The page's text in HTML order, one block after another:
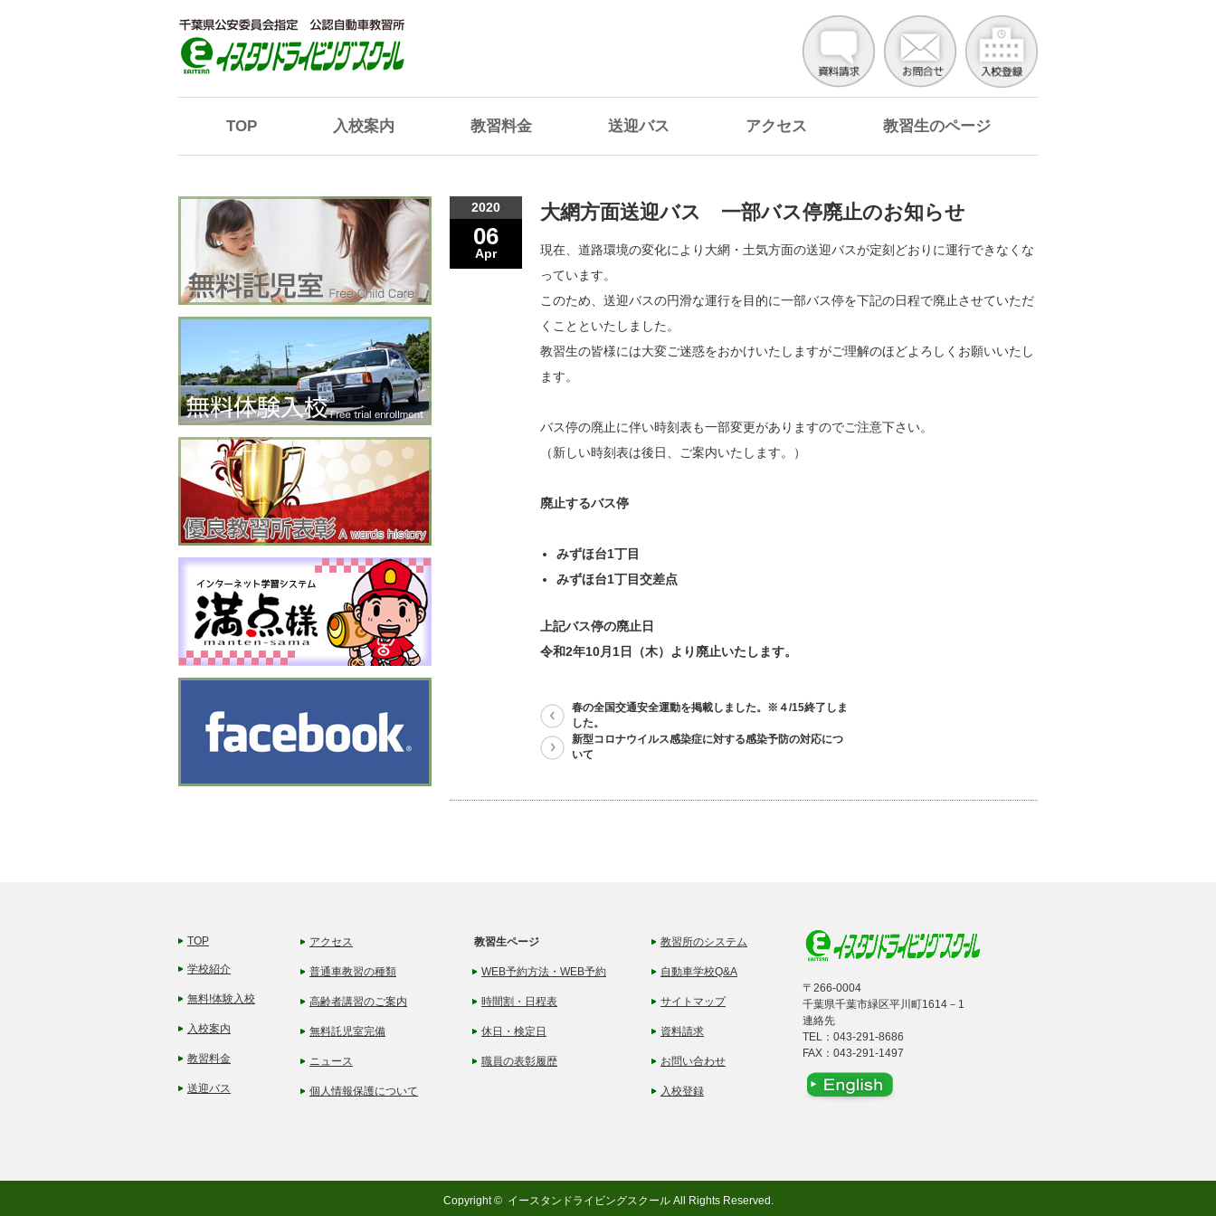
TOP 入校案内 教習料金 送迎バス アクセス 教習生のページ
2020
06
Apr
大網方面送迎バス 一部バス停廃止のお知らせ
現在、道路環境の変化により大網・土気方面の送迎バスが定刻どおりに運行できなくな
っています。
このため、送迎バスの円滑な運行を目的に一部バス停を下記の日程で廃止させていただ
くことといたしました。
教習生の皆様には大変ご迷惑をおかけいたしますがご理解のほどよろしくお願いいたし
ます。
バス停の廃止に伴い時刻表も一部変更がありますのでご注意下さい。
（新しい時刻表は後日、ご案内いたします。）
廃止するバス停
みずほ台1丁目
みずほ台1丁目交差点
上記バス停の廃止日
令和2年10月1日（木）
より廃止いたします。
春の全国交通安全運動を掲載しました。※４/15終了しま
した。
新型コロナウイルス感染症に対する感染予防の対応につ
いて
TOP
学校紹介
無料!体験入校
入校案内
教習料金
送迎バス
アクセス
普通車教習の種類
高齢者講習のご案内
無料託児室完備
ニュース
個人情報保護について
教習生ページ
WEB予約方法・WEB予約
時間割・日程表
休日・検定日
職員の表彰履歴
教習所のシステム
自動車学校Q&A
サイトマップ
資料請求
お問い合わせ
入校登録
〒266-0004
千葉県千葉市緑区平川町1614－1
連絡先
TEL： 043-291-8686
FAX：043-291-1497
Copyright © イースタンドライビングスクールAll Rights Reserved.